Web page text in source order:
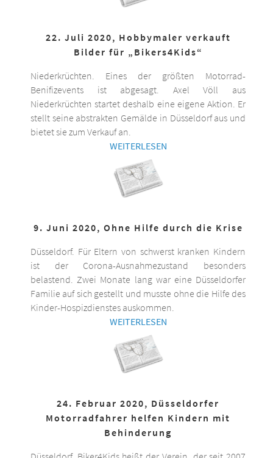
22. Juli 2020, Hobbymaler verkauft
Bilder für „Bikers4Kids“
Niederkrüchten. Eines der größten Motorrad-
Benifizevents ist abgesagt. Axel Völl aus
Niederkrüchten startet deshalb eine eigene Aktion. Er
stellt seine abstrakten Gemälde in Düsseldorf aus und
bietet sie zum Verkauf an.
WEITERLESEN
9. Juni 2020, Ohne Hilfe durch die Krise
Düsseldorf. Für Eltern von schwerst kranken Kindern
ist der Corona-Ausnahmezustand besonders
belastend. Zwei Monate lang war eine Düsseldorfer
Familie auf sich gestellt und musste ohne die Hilfe des
Kinder-Hospizdienstes auskommen.
WEITERLESEN
24. Februar 2020, Düsseldorfer
Motorradfahrer helfen Kindern mit
Behinderung